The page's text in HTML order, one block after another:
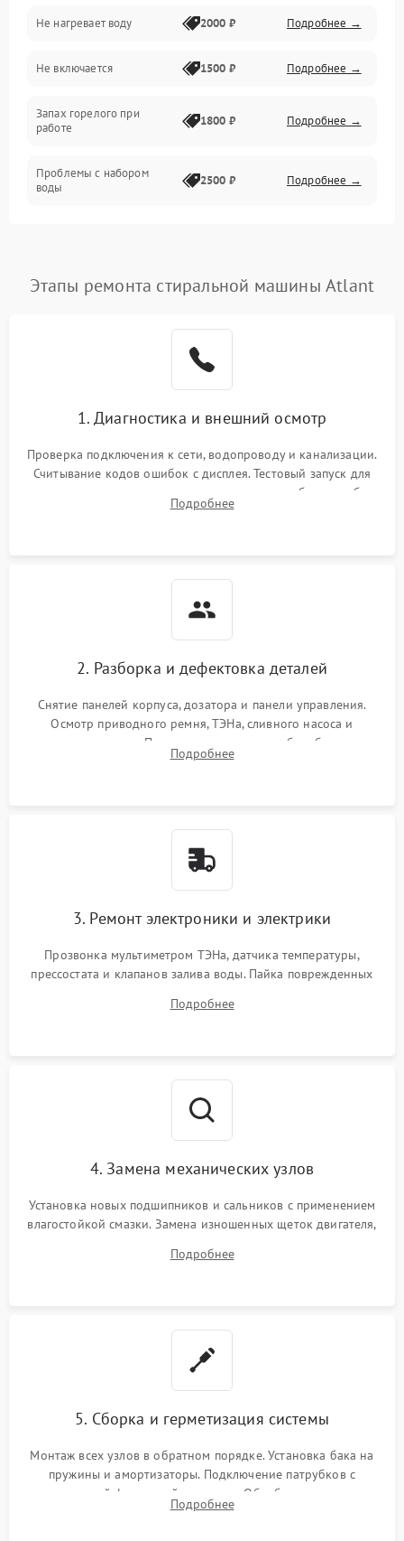
Программное обеспечение
Не нагревает воду 2000 ₽ Подробнее →
Не включается 1500 ₽ Подробнее →
Запах горелого при
работе
1800 ₽ Подробнее →
Проблемы с набором
воды
2500 ₽ Подробнее →
Замена платы управления Подробнее →
Этапы ремонта стиральной машины Atlant
1. Диагностика и внешний осмотр
Проверка подключения к сети, водопроводу и канализации.
Считывание кодов ошибок с дисплея. Тестовый запуск для
выявления посторонних шумов, протечек или сбоев в работе
электронного модуля управления.
Подробнее
2. Разборка и дефектовка деталей
Снятие панелей корпуса, дозатора и панели управления.
Осмотр приводного ремня, ТЭНа, сливного насоса и
амортизаторов. Проверка подшипников барабана и
крестовины на износ, а манжеты люка на разрывы.
Подробнее
3. Ремонт электроники и электрики
Прозвонка мультиметром ТЭНа, датчика температуры,
прессостата и клапанов залива воды. Пайка поврежденных
Восстановление целостности проводки и контактов.
Подробнее
4. Замена механических узлов
Установка новых подшипников и сальников с применением
влагостойкой смазки. Замена изношенных щеток двигателя,
или поврежденной резиновой манжеты.
Подробнее
5. Сборка и герметизация системы
Монтаж всех узлов в обратном порядке. Установка бака на
пружины и амортизаторы. Подключение патрубков с
надежной фиксацией хомутами. Обработка стыков
герметиком для предотвращения возможных протечек воды.
Подробнее